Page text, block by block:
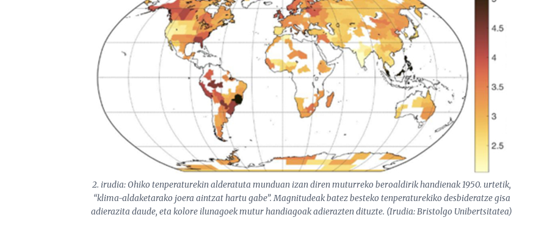
2. irudia: Ohiko tenperaturekin alderatuta munduan izan diren muturreko beroaldirik handienak 1950. urtetik,
“klima-aldaketarako joera aintzat hartu gabe”. Magnitudeak batez besteko tenperaturekiko desbideratze gisa
adierazita daude, eta kolore ilunagoek mutur handiagoak adierazten dituzte. (Irudia: Bristolgo Unibertsitatea)